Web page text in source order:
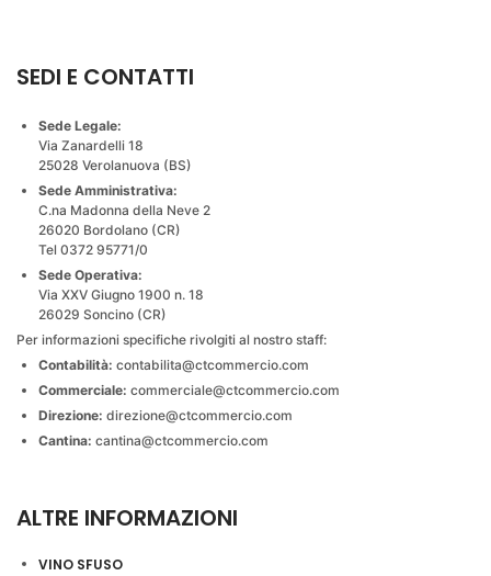
SEDI E CONTATTI
Sede Legale:
Via Zanardelli 18
25028 Verolanuova (BS)
Sede Amministrativa:
C.na Madonna della Neve 2
26020 Bordolano (CR)
Tel 0372 95771/0
Sede Operativa:
Via XXV Giugno 1900 n. 18
26029 Soncino (CR)
Per informazioni specifiche rivolgiti al nostro staff:
Contabilità: contabilita@ctcommercio.com
Commerciale: commerciale@ctcommercio.com
Direzione: direzione@ctcommercio.com
Cantina: cantina@ctcommercio.com
ALTRE INFORMAZIONI
VINO SFUSO